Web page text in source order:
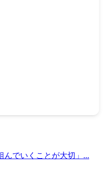
んでいくことが大切」...